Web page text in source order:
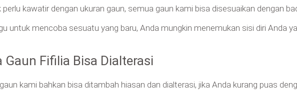
perlu kawatir dengan ukuran gaun, semua gaun kami bisa disesuaikan dengan
untuk mencoba sesuatu yang baru, Anda mungkin menemukan sisi diri Anda
Gaun Fifilia Bisa Dialterasi
kami bahkan bisa ditambah hiasan dan dialterasi, jika Anda kurang puas